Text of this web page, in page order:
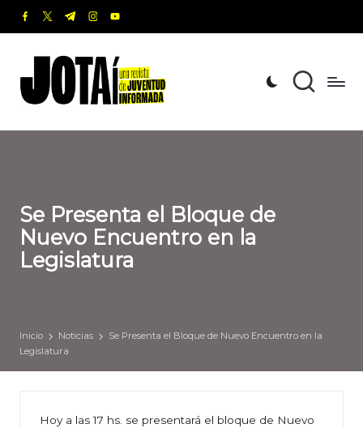
Saltar
contenido
facebook.com
twitter.com
t.me instagram.com
youtube.com
o
t
revista
de
Informada
Se Presenta el Bloque de
Nuevo Encuentro en la
Legislatura
Inicio Noticias
Se Presenta el Bloque de Nuevo Encuentro en la
Legislatura
Hoy a las 17 hs. se presentará el bloque de Nuevo